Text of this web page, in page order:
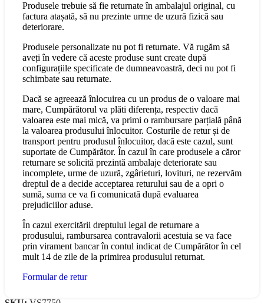
Produsele trebuie să fie returnate în ambalajul original, cu
factura atașată, să nu prezinte urme de uzură fizică sau
deteriorare.
Produsele personalizate nu pot fi returnate. Vă rugăm să
aveți în vedere că aceste produse sunt create după
configurațiile specificate de dumneavoastră, deci nu pot fi
schimbate sau returnate.
Dacă se agreează înlocuirea cu un produs de o valoare mai
mare, Cumpărătorul va plăti diferența, respectiv dacă
valoarea este mai mică, va primi o rambursare parțială până
la valoarea produsului înlocuitor. Costurile de retur și de
transport pentru produsul înlocuitor, dacă este cazul, sunt
suportate de Cumpărător. În cazul în care produsele a căror
returnare se solicită prezintă ambalaje deteriorate sau
incomplete, urme de uzură, zgârieturi, lovituri, ne rezervăm
dreptul de a decide acceptarea returului sau de a opri o
sumă, suma ce va fi comunicată după evaluarea
prejudiciilor aduse.
În cazul exercitării dreptului legal de returnare a
produsului, rambursarea contravalorii acestuia se va face
prin virament bancar în contul indicat de Cumpărător în cel
mult 14 de zile de la primirea produsului returnat.
Formular de retur